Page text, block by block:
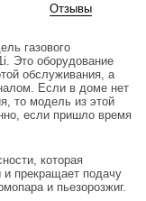
Отзывы
газового
Это оборудование
обслуживания, а
Если в доме нет
то модель из этой
если пришло время
которая
прекращает подачу
и пьезорозжиг.